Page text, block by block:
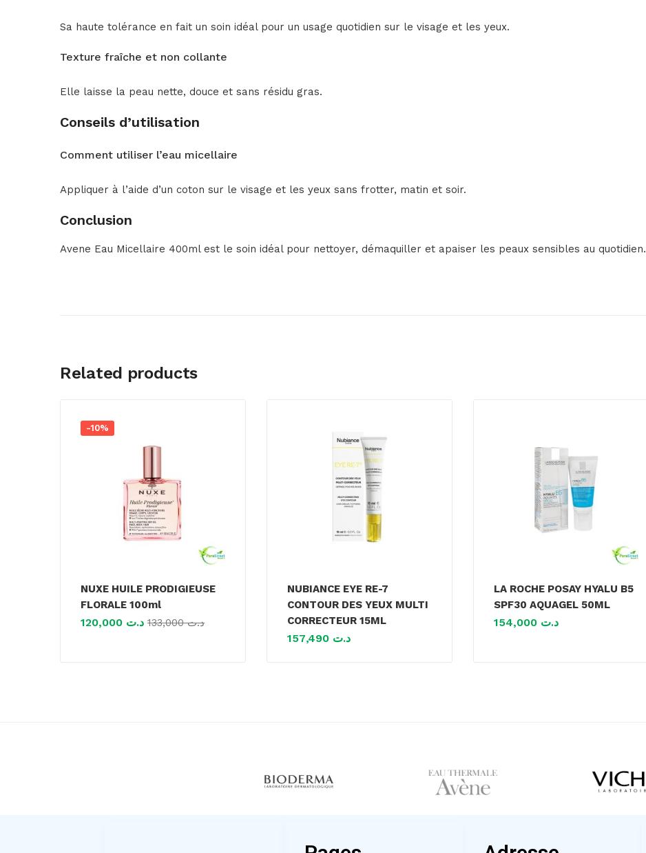
Sa haute tolérance en fait un soin idéal pour un usage quotidien sur le visage et les yeux.
Texture fraîche et non collante
Elle laisse la peau nette, douce et sans résidu gras.
Conseils d’utilisation
Comment utiliser l’eau micellaire
Appliquer à l’aide d’un coton sur le visage et les yeux sans frotter, matin et soir.
Conclusion
Avene Eau Micellaire 400ml est le soin idéal pour nettoyer, démaquiller et apaiser les peaux sensibles au quotidien.
Related products
-10%
NUXE HUILE PRODIGIEUSE
FLORALE 100ml
د.ت د.ت133,000
NUBIANCE EYE RE-7
CONTOUR DES YEUX MULTI
CORRECTEUR 15ML
د.ت
LA ROCHE POSAY HYALU B5
SPF30 AQUAGEL 50ML
د.ت